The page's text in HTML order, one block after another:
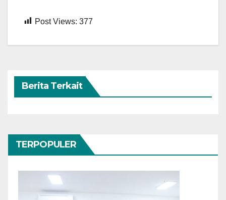
Post Views: 377
Berita Terkait
TERPOPULER